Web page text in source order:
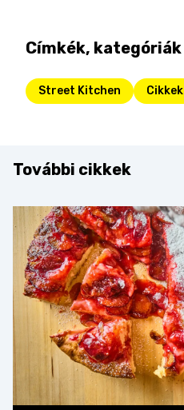
Címkék, kategóriák
Street Kitchen Cikkek
További cikkek